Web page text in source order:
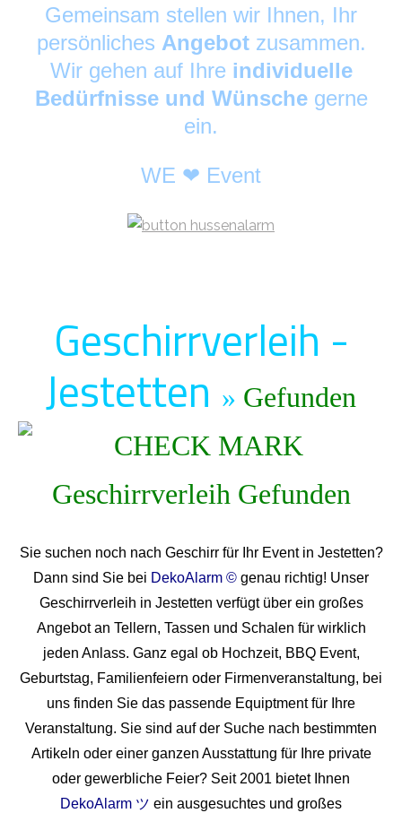
Gemeinsam stellen wir Ihnen, Ihr
persönliches Angebot zusammen.
Wir gehen auf Ihre individuelle
Bedürfnisse und Wünschegerne
ein.
WE ❤ Event
Geschirrverleih -
Jestetten » Gefunden
Sie suchen noch nach Geschirr für Ihr Event in Jestetten?
Dann sind Sie bei DekoAlarm © genau richtig! Unser
Geschirrverleih in Jestetten verfügt über ein großes
Angebot an Tellern, Tassen und Schalen für wirklich
jeden Anlass. Ganz egal ob Hochzeit, BBQ Event,
Geburtstag, Familienfeiern oder Firmenveranstaltung, bei
uns finden Sie das passende Equiptment für Ihre
Veranstaltung. Sie sind auf der Suche nach bestimmten
Artikeln oder einer ganzen Ausstattung für Ihre private
oder gewerbliche Feier? Seit 2001 bietet Ihnen
DekoAlarm ツ ein ausgesuchtes und großes